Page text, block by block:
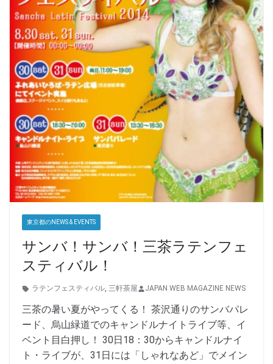
東京都のNEWS & EVENTS
サンバ！サンバ！三茶ラテンフェ
スティバル！
ラテンフェスティバル, 三軒茶屋 JAPAN WEB MAGAZINE NEWS
三茶の暑い夏がやってくる！ 茶沢通りのサンバパレ
ード、烏山緑道でのキャンドルナイトライブ等、イ
ベント目白押し！ 30日18：30からキャンドルナイ
ト・ライブが、31日には「しゃれなあど」でメイン